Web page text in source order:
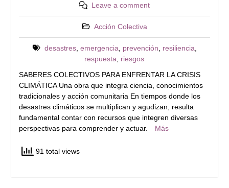
Leave a comment
Acción Colectiva
desastres, emergencia prevención resiliencia
respuesta
riesgos
SABERES COLECTIVOS PARA ENFRENTAR LA CRISIS
CLIMÁTICA Una obra que integra ciencia, conocimientos
tradicionales y acción comunitaria En tiempos donde los
desastres climáticos se multiplican y agudizan, resulta
fundamental contar con recursos que integren diversas
perspectivas para comprender y actuar.
Más
91 total views